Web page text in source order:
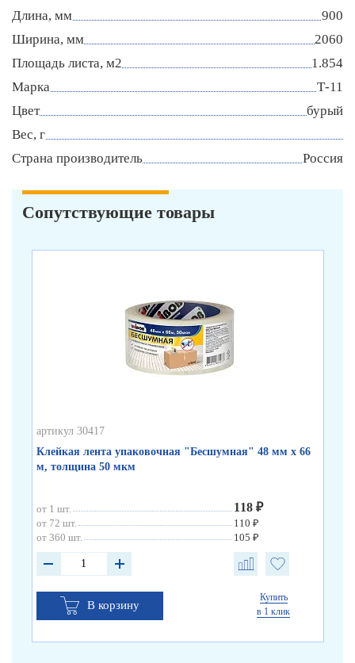
Длина, мм
900
Ширина, мм
2060
Площадь листа, м2
1.854
Марка
Т-11
Цвет
бурый
Вес, г
Страна производитель
Россия
Сопутствующие товары
артикул 30417
Клейкая лента упаковочная "Бесшумная" 48 мм х 66
м, толщина 50 мкм
от 1 шт. 118 ₽
от 72 шт.
110 ₽
от 360 шт.
105 ₽
В корзину
Купить
в 1 клик